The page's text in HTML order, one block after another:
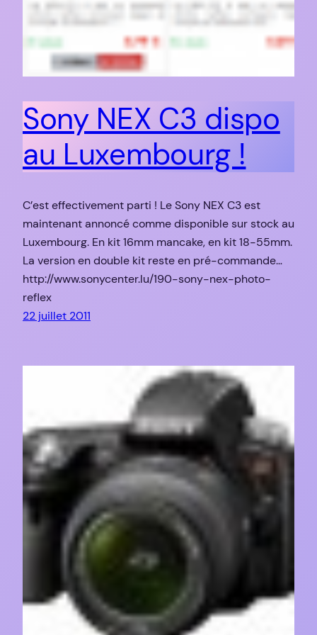
Sony NEX C3 dispo
au Luxembourg !
C’est effectivement parti ! Le Sony NEX C3 est
maintenant annoncé comme disponible sur stock au
Luxembourg. En kit 16mm mancake, en kit 18-55mm.
La version en double kit reste en pré-commande…
http://www.sonycenter.lu/190-sony-nex-photo-
reflex
22 juillet 2011